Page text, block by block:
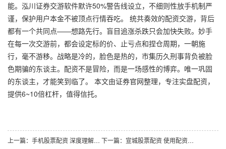
能。泓川证券交游软件默许50%警告线设立，不细则性放手机制严
谨，保护用户本金不被顶点行情吞吃。 统共奏效的配资交游，背后
都有一个共同点——想路先行。盲目追涨杀跌只会加快失败。妙手
在每一次交游前，都会设定标的价、止亏点和捏仓周期，一朝施
行，毫不游移。战略是冷的，脸色是热的，市集历久刑事背负被脸
色期骗的东谈主。配资不是冒险，而是一场感性的博弈。唯一巩固
的东谈主，才能笑到临了。 本文由证券官网整理，专注实盘配资，
提供6~10倍杠杆，值得信托。
上一篇： 手机股票配资 深度理解波鑫配资的异日趋势_1 下一篇： 宣城股票配资 使用配资策画器需要哪些基本技术？_1